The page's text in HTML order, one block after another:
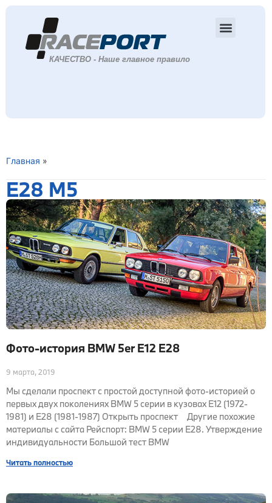
Главная »
E28 M5
Фото-история BMW 5er E12 E28
9 марта, 2019
Мы сделали проспект с простой доступной фото-историей о
первых двух поколениях BMW 5 серии в кузовах E12 (1972-
1981) и E28 (1981-1987) Открыть проспект Другие похожие
материалы с сайта Рейспорт: BMW 5 серии E28. Утверждение
индивидуальности Большой тест BMW
Читать полностью